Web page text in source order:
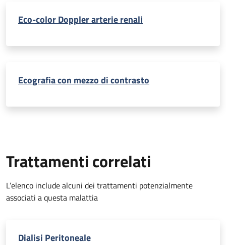
Eco-color Doppler arterie renali
Ecografia con mezzo di contrasto
Trattamenti correlati
L’elenco include alcuni dei trattamenti potenzialmente
associati a questa malattia
Dialisi Peritoneale